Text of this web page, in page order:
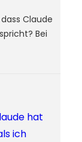
Claude
Bei
hat
ich